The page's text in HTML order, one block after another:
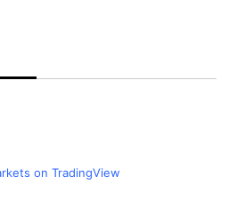
on TradingView